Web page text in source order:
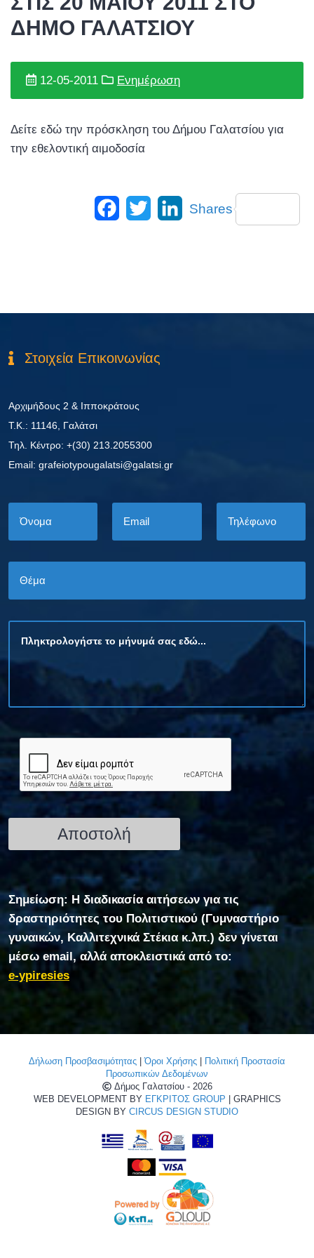
ΔΗΜΟ ΓΑΛΑΤΣΙΟΥ
12-05-2011 Ενημέρωση
Δείτε εδώ την πρόσκληση του Δήμου Γαλατσίου για
την εθελοντική αιμοδοσία
Facebook
Twitter LinkedIn
Shares
Στοιχεία Επικοινωνίας
Αρχιμήδους 2 & Ιπποκράτους
Τ.Κ.: 11146, Γαλάτσι
Τηλ. Κέντρο: +(30) 213.2055300
Εmail: grafeiotypougalatsi@galatsi.gr
Σημείωση: Η διαδικασία αιτήσεων για τις
δραστηριότητες του Πολιτιστικού (Γυμναστήριο
γυναικών, Καλλιτεχνικά Στέκια κ.λπ.) δεν γίνεται
μέσω email, αλλά αποκλειστικά από το:
e-ypiresies
Δήλωση Προσβασιμότητας |Όροι Χρήσης
Πολιτική Προστασία
Προσωπικών Δεδομένων
Δήμος Γαλατσίου - 2026
WEB DEVELOPMENT BY ΕΓΚΡΙΤΟΣ GROUP | GRAPHICS
DESIGN BY CIRCUS DESIGN STUDIO